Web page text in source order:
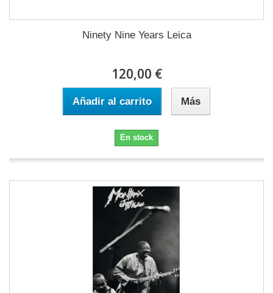
Ninety Nine Years Leica
120,00 €
Añadir al carrito Más
En stock